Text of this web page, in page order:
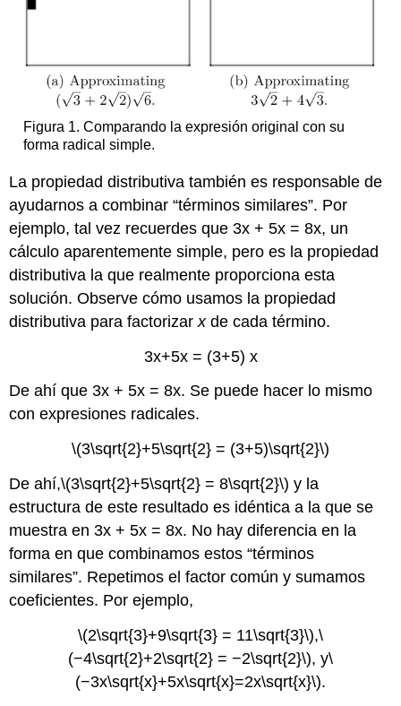
Figura 1. Comparando la expresión original con su
forma radical simple.
La propiedad distributiva también es responsable de
ayudarnos a combinar “términos similares”. Por
ejemplo, tal vez recuerdes que 3x + 5x = 8x, un
cálculo aparentemente simple, pero es la propiedad
distributiva la que realmente proporciona esta
solución. Observe cómo usamos la propiedad
distributiva para factorizarxde cada término.
3x+5x = (3+5) x
De ahí que 3x + 5x = 8x. Se puede hacer lo mismo
con expresiones radicales.
\(3\sqrt{2}+5\sqrt{2} = (3+5)\sqrt{2}\)
De ahí,\(3\sqrt{2}+5\sqrt{2} = 8\sqrt{2}\) y la
estructura de este resultado es idéntica a la que se
muestra en 3x + 5x = 8x. No hay diferencia en la
forma en que combinamos estos “términos
similares”. Repetimos el factor común y sumamos
coeficientes. Por ejemplo,
\(2\sqrt{3}+9\sqrt{3} = 11\sqrt{3}\),\
(−4\sqrt{2}+2\sqrt{2} = −2\sqrt{2}\), y\
(−3x\sqrt{x}+5x\sqrt{x}=2x\sqrt{x}\).